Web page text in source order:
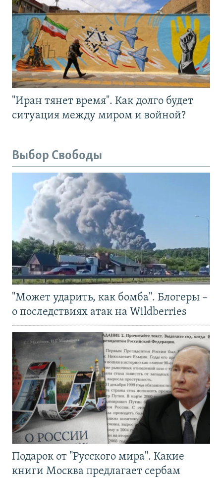
"Иран тянет время". Как долго будет
ситуация между миром и войной?
Выбор Свободы
"Может ударить, как бомба". Блогеры –
о последствиях атак на Wildberries
Подарок от "Русского мира". Какие
книги Москва предлагает сербам